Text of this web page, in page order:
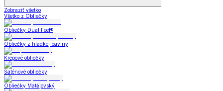
Zobraziť všetko
Všetko z Obliečky
Obliečky Dual Feel®
Obliečky z hladkej bavlny
Krepové obliečky
Saténové obliečky
Obliečky Matějovský